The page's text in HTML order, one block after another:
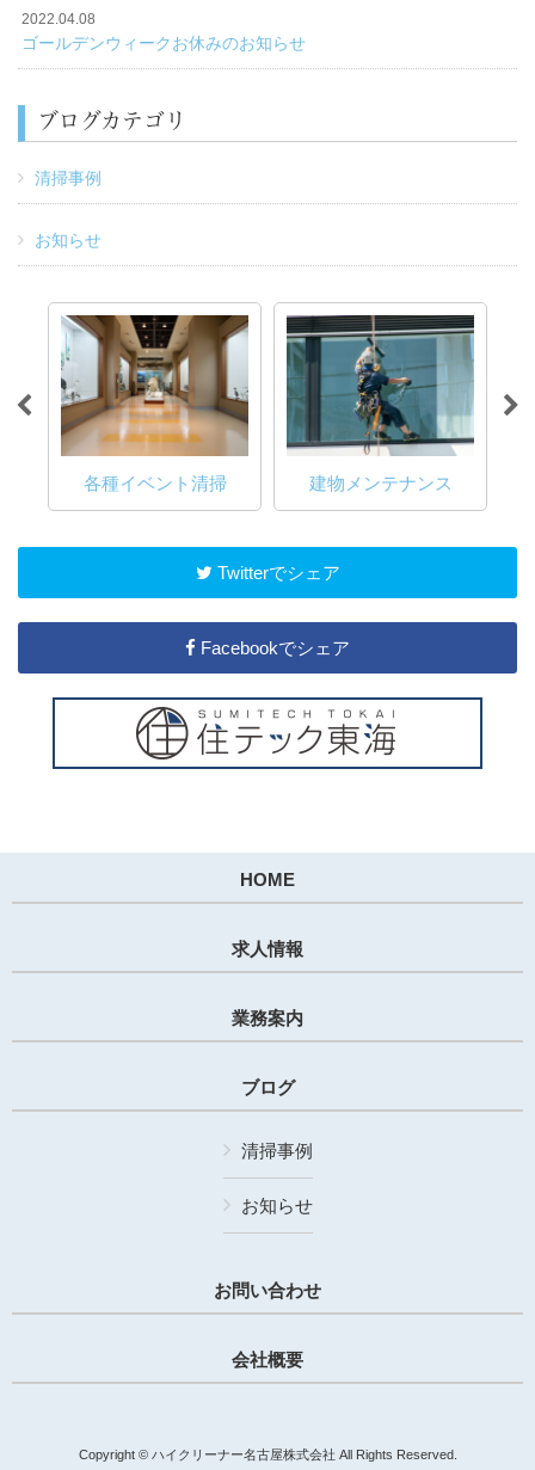
2022.04.08
ゴールデンウィークお休みのお知らせ
ブログカテゴリ
清掃事例
お知らせ
各種イベント清掃 建物メンテナンス
Twitterでシェア
Facebookでシェア
HOME
求人情報
業務案内
ブログ
清掃事例
お知らせ
お問い合わせ
会社概要
Copyright © ハイクリーナー名古屋株式会社 All Rights Reserved.